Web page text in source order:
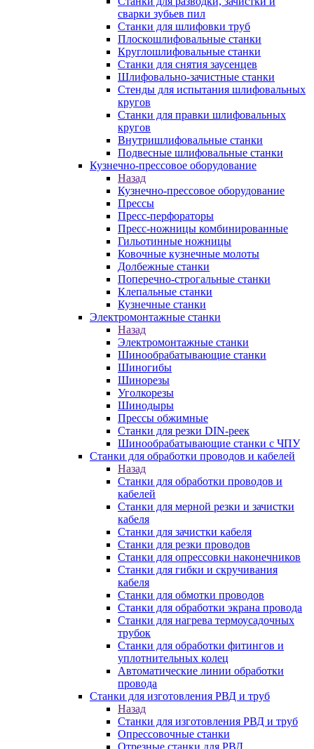
сварки зубьев пил
Станки для шлифовки труб
Плоскошлифовальные станки
Круглошлифовальные станки
Станки для снятия заусенцев
Шлифовально-зачистные станки
Стенды для испытания шлифовальных
кругов
Станки для правки шлифовальных
кругов
Внутришлифовальные станки
Подвесные шлифовальные станки
Кузнечно-прессовое оборудование
Назад
Кузнечно-прессовое оборудование
Прессы
Пресс-перфораторы
Пресс-ножницы комбинированные
Гильотинные ножницы
Ковочные кузнечные молоты
Долбежные станки
Поперечно-строгальные станки
Клепальные станки
Кузнечные станки
Электромонтажные станки
Назад
Электромонтажные станки
Шинообрабатывающие станки
Шиногибы
Шинорезы
Уголкорезы
Шинодыры
Прессы обжимные
Станки для резки DIN-реек
Шинообрабатывающие станки с ЧПУ
Станки для обработки проводов и кабелей
Назад
Станки для обработки проводов и
кабелей
Станки для мерной резки и зачистки
кабеля
Станки для зачистки кабеля
Станки для резки проводов
Станки для опрессовки наконечников
Станки для гибки и скручивания
кабеля
Станки для обмотки проводов
Станки для обработки экрана провода
Станки для нагрева термоусадочных
трубок
Станки для обработки фитингов и
уплотнительных колец
Автоматические линии обработки
провода
Станки для изготовления РВД и труб
Назад
Станки для изготовления РВД и труб
Опрессовочные станки
Отрезные станки для РВД